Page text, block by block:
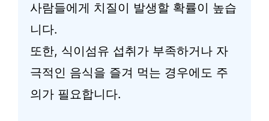
사람들에게 치질이 발생할 확률이 높습
니다.
또한, 식이섬유 섭취가 부족하거나 자
극적인 음식을 즐겨 먹는 경우에도 주
의가 필요합니다.